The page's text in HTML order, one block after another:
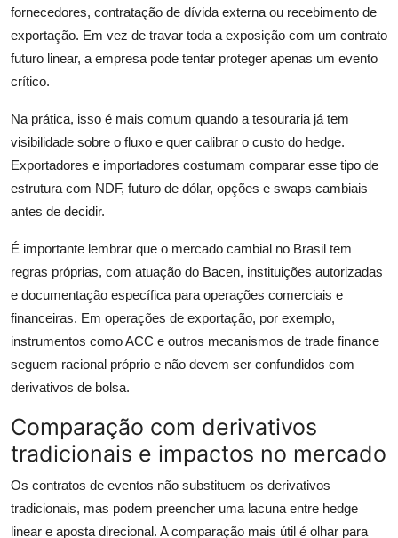
fornecedores, contratação de dívida externa ou recebimento de
exportação. Em vez de travar toda a exposição com um contrato
futuro linear, a empresa pode tentar proteger apenas um evento
crítico.
Na prática, isso é mais comum quando a tesouraria já tem
visibilidade sobre o fluxo e quer calibrar o custo do hedge.
Exportadores e importadores costumam comparar esse tipo de
estrutura com NDF, futuro de dólar, opções e swaps cambiais
antes de decidir.
É importante lembrar que o mercado cambial no Brasil tem
regras próprias, com atuação do Bacen, instituições autorizadas
e documentação específica para operações comerciais e
financeiras. Em operações de exportação, por exemplo,
instrumentos como ACC e outros mecanismos de trade finance
seguem racional próprio e não devem ser confundidos com
derivativos de bolsa.
Comparação com derivativos
tradicionais e impactos no mercado
Os contratos de eventos não substituem os derivativos
tradicionais, mas podem preencher uma lacuna entre hedge
linear e aposta direcional. A comparação mais útil é olhar para